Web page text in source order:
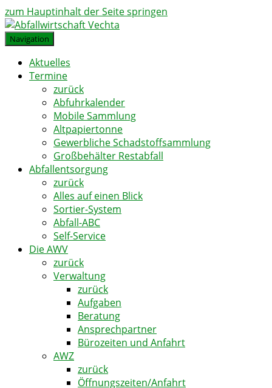
zum Hauptinhalt der Seite springen
Navigation
Aktuelles
Termine
zurück
Abfuhrkalender
Mobile Sammlung
Altpapiertonne
Gewerbliche Schadstoffsammlung
Großbehälter Restabfall
Abfallentsorgung
zurück
Alles auf einen Blick
Sortier-System
Abfall-ABC
Self-Service
Die AWV
zurück
Verwaltung
zurück
Aufgaben
Beratung
Ansprechpartner
Bürozeiten und Anfahrt
AWZ
zurück
Öffnungszeiten/Anfahrt